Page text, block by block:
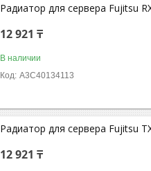
Радиатор для сервера Fujitsu
12 921 ₸
В наличии
A3C40134113
Радиатор для сервера Fujitsu
12 921 ₸